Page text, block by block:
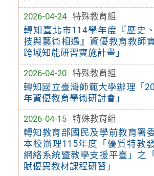
2026-04-24
特殊教育組
轉知臺北市114學年度『歷史
技與藝術相遇』資優教育教師
跨域知能研習實施計畫」
2026-04-20
特殊教育組
轉知國立臺灣師範大學辦理「
年資優教育學術研討會」
2026-04-15
特殊教育組
轉知教育部國民及學前教育署
本校辦理115年度「優質特教
網絡系統暨教學支援平臺」之
賦優異教材課程研習」